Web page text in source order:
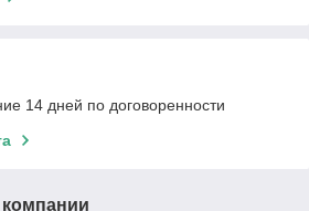
14 дней по договоренности